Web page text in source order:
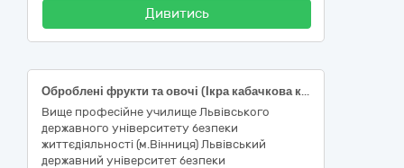
Дивитись
Оброблені фрукти та овочі (Ікра кабачкова консервована, горошок зелений консервований, квасоля консервована, томати консервовані )
Вище професійне училище Львівського
державного університету безпеки
життєдіяльності (м.Вінниця) Львівський
державний університет безпеки